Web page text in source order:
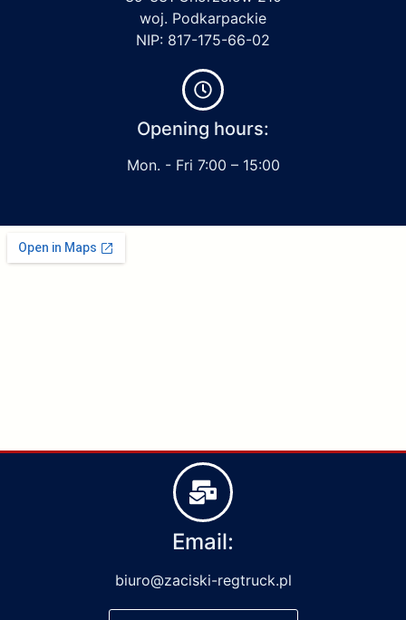
woj. Podkarpackie
NIP: 817-175-66-02
Opening hours:
Mon. - Fri 7:00 – 15:00
Email:
biuro@zaciski-regtruck.pl